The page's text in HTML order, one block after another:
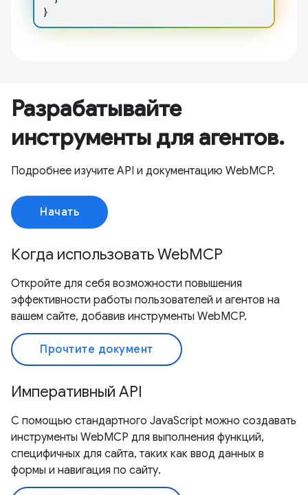
}
Разрабатывайте
инструменты для агентов.
Подробнее изучите API и документацию WebMCP.
Начать
Когда использовать WebMCP
Откройте для себя возможности повышения
эффективности работы пользователей и агентов на
вашем сайте, добавив инструменты WebMCP.
Прочтите документ
Императивный API
С помощью стандартного JavaScript можно создавать
инструменты WebMCP для выполнения функций,
специфичных для сайта, таких как ввод данных в
формы и навигация по сайту.